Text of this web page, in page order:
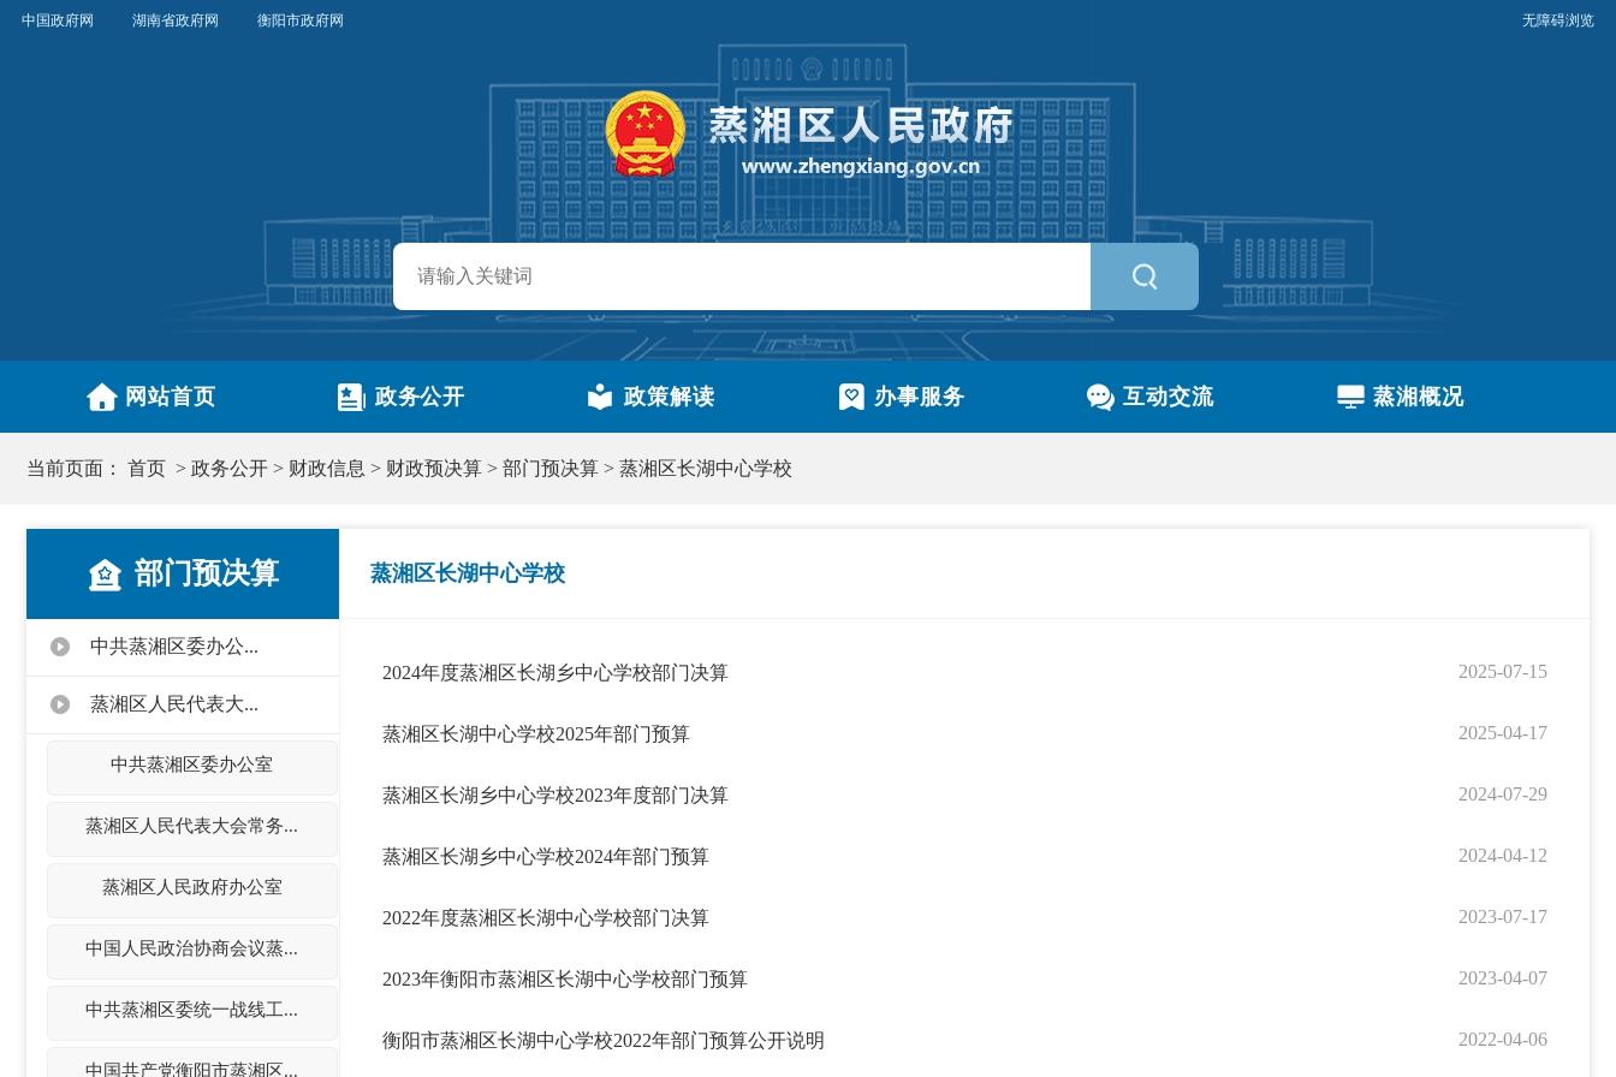
中国政府网 湖南省政府网 衡阳市政府网 无障碍浏览
网站首页 政务公开 政策解读 办事服务 互动交流 蒸湘概况
当前页面： 首页 > 政务公开 > 财政信息 > 财政预决算 > 部门预决算 > 蒸湘区长湖中心学校
部门预决算
中共蒸湘区委办公...
蒸湘区人民代表大...
中共蒸湘区委办公室
蒸湘区人民代表大会常务...
蒸湘区人民政府办公室
中国人民政治协商会议蒸...
中共蒸湘区委统一战线工...
中国共产党衡阳市蒸湘区...
蒸湘区长湖中心学校
2024年度蒸湘区长湖乡中心学校部门决算 2025-07-15
蒸湘区长湖中心学校2025年部门预算 2025-04-17
蒸湘区长湖乡中心学校2023年度部门决算 2024-07-29
蒸湘区长湖乡中心学校2024年部门预算 2024-04-12
2022年度蒸湘区长湖中心学校部门决算 2023-07-17
2023年衡阳市蒸湘区长湖中心学校部门预算 2023-04-07
衡阳市蒸湘区长湖中心学校2022年部门预算公开说明 2022-04-06